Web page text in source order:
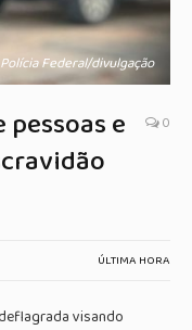
Federal/divulgação
e
0
ÚLTIMA HORA
visando